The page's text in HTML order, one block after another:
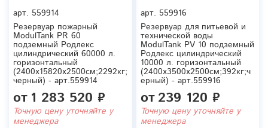
арт. 559914
Резервуар пожарный
ModulTank PR 60
подземный Родлекс
цилиндрический 60000 л.
горизонтальный
(2400x15820x2500см;2292кг;
черный) - арт.559914
от 1 283 520 ₽
Точную цену уточняйте у
менеджера
арт. 559916
Резервуар для питьевой и
технической воды
ModulTank PV 10 подземный
Родлекс цилиндрический
10000 л. горизонтальный
(2400x3500x2500см;392кг;ч
ерный) - арт.559916
от239 120 ₽
Точную цену уточняйте у
менеджера